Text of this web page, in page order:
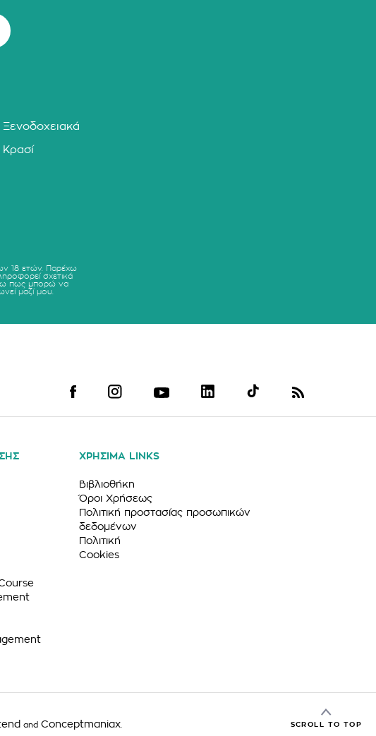
Ξενοδοχειακά
Κρασί
18 ετών. Παρέχω
σχετικά
πως μπορώ να
μαζί μου.
ΧΡΗΣΙΜΑ LINKS
Βιβλιοθήκη
Όροι Χρήσεως
Πολιτική προστασίας προσωπικών
δεδομένων
Πολιτική
Cookies
and Conceptmaniax. SCROLL TO TOP